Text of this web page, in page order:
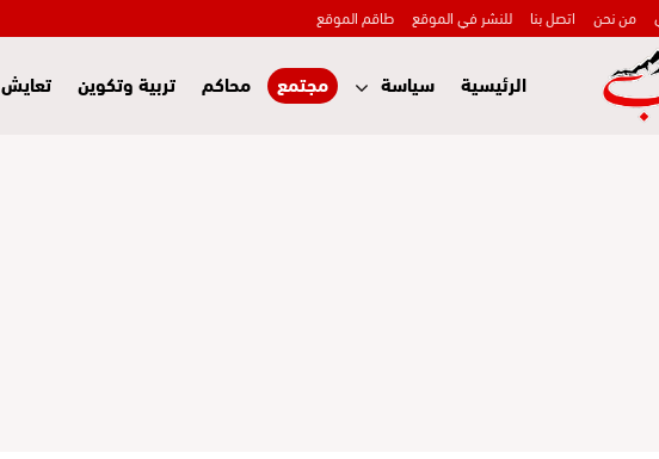
من نحن اتصل بنا للنشر في الموقع طاقم الموقع
الرئيسية سياسة مجتمع محاكم تربية وتكوين تعايش